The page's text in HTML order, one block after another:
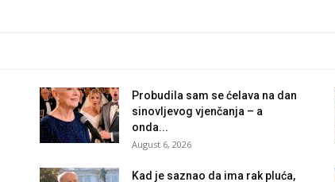
Probudila sam se ćelava na dan
sinovljevog vjenčanja – a
onda...
August 6, 2026
Kad je saznao da ima rak pluća,